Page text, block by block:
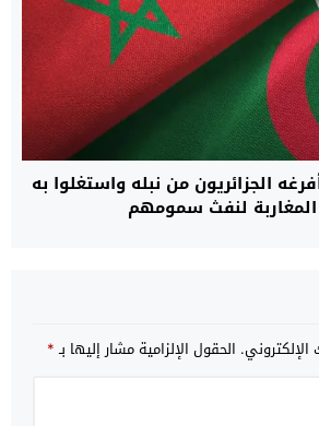
الجزائريون من نبله واستغلوا به
لنفث سمومهم
الحقول الإلزامية مشار إليها بـ*